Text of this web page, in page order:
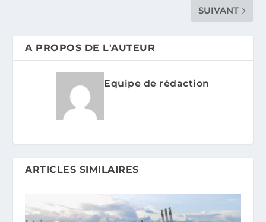
SUIVANT
A PROPOS DE L'AUTEUR
Equipe de rédaction
ARTICLES SIMILAIRES